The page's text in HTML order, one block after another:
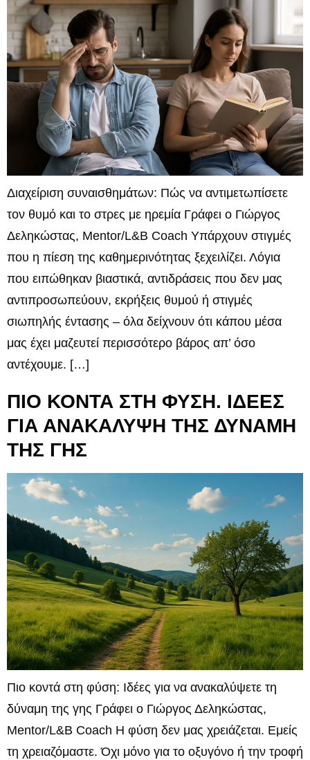
Διαχείριση συναισθημάτων: Πώς να αντιμετωπίσετε
τον θυμό και το στρες με ηρεμία Γράφει ο Γιώργος
Δεληκώστας, Mentor/L&B Coach Υπάρχουν στιγμές
που η πίεση της καθημερινότητας ξεχειλίζει. Λόγια
που ειπώθηκαν βιαστικά, αντιδράσεις που δεν μας
αντιπροσωπεύουν, εκρήξεις θυμού ή στιγμές
σιωπηλής έντασης – όλα δείχνουν ότι κάπου μέσα
μας έχει μαζευτεί περισσότερο βάρος απ’ όσο
αντέχουμε. […]
ΠΙΟ ΚΟΝΤΑ ΣΤΗ ΦΥΣΗ. ΙΔΕΕΣ
ΓΙΑ ΑΝΑΚΑΛΥΨΗ ΤΗΣ ΔΥΝΑΜΗ
ΤΗΣ ΓΗΣ
Πιο κοντά στη φύση: Ιδέες για να ανακαλύψετε τη
δύναμη της γης Γράφει ο Γιώργος Δεληκώστας,
Mentor/L&B Coach Η φύση δεν μας χρειάζεται. Εμείς
τη χρειαζόμαστε. Όχι μόνο για το οξυγόνο ή την τροφή